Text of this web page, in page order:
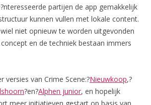
partijen de app gemakkelijk
kunnen vullen met lokale content.
niet opnieuw te worden uitgevonden
en de techniek bestaan immers
versies van Crime Scene:?Nieuwkoop,?
?en?Alphen junior, en hopelijk